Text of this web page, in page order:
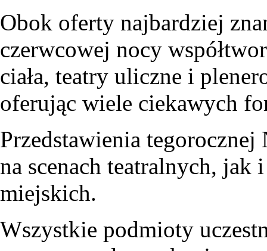
Obok oferty najbardziej
czerwcowej nocy
ciała, teatry uliczne i
oferując wiele ciekawych
Przedstawienia
na scenach teatralnych, jak
miejskich.
Wszystkie podmioty